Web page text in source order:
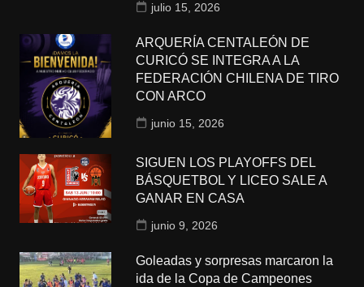
julio 15, 2026
ARQUERÍA CENTALEÓN DE
CURICÓ SE INTEGRA A LA
FEDERACIÓN CHILENA DE TIRO
CON ARCO
junio 15, 2026
SIGUEN LOS PLAYOFFS DEL
BÁSQUETBOL Y LICEO SALE A
GANAR EN CASA
junio 9, 2026
Goleadas y sorpresas marcaron la
ida de la Copa de Campeones